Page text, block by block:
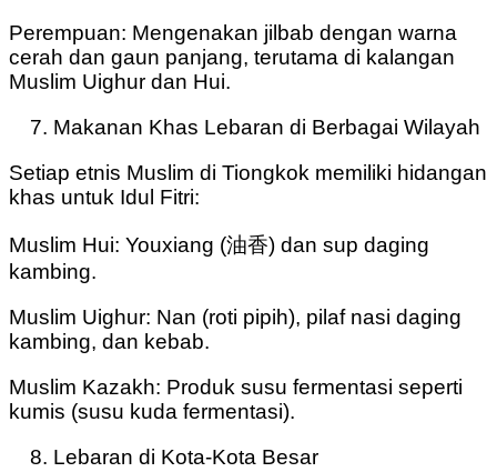
Perempuan: Mengenakan jilbab dengan warna
cerah dan gaun panjang, terutama di kalangan
Muslim Uighur dan Hui.
Makanan Khas Lebaran di Berbagai Wilayah
Setiap etnis Muslim di Tiongkok memiliki hidangan
khas untuk Idul Fitri:
Muslim Hui: Youxiang (油香) dan sup daging
kambing.
Muslim Uighur: Nan (roti pipih), pilaf nasi daging
kambing, dan kebab.
Muslim Kazakh: Produk susu fermentasi seperti
kumis (susu kuda fermentasi).
Lebaran di Kota-Kota Besar